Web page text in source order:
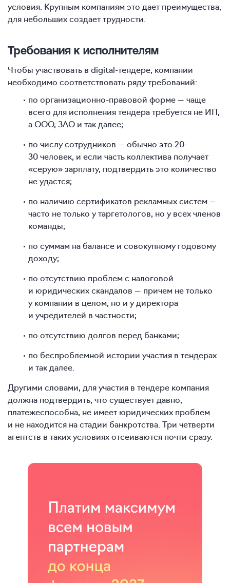
условия. Крупным компаниям это дает преимущества,
для небольших создает трудности.
Требования к исполнителям
Чтобы участвовать в digital-тендере, компании
необходимо соответствовать ряду требований:
по организационно-правовой форме — чаще
всего для исполнения тендера требуется не ИП,
а ООО, ЗАО и так далее;
по числу сотрудников — обычно это 20-
30 человек, и если часть коллектива получает
«серую» зарплату, подтвердить это количество
не удастся;
по наличию сертификатов рекламных систем —
часто не только у таргетологов, но у всех членов
команды;
по суммам на балансе и совокупному годовому
доходу;
по отсутствию проблем с налоговой
и юридических скандалов — причем не только
у компании в целом, но и у директора
и учредителей в частности;
по отсутствию долгов перед банками;
по беспроблемной истории участия в тендерах
и так далее.
Другими словами, для участия в тендере компания
должна подтвердить, что существует давно,
платежеспособна, не имеет юридических проблем
и не находится на стадии банкротства. Три четверти
агентств в таких условиях отсеиваются почти сразу.